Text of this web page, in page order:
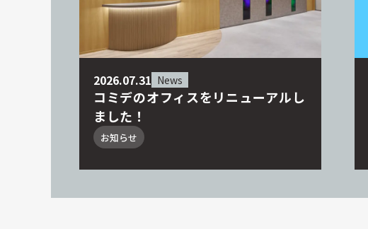
2026.07.31 News
コミデのオフィスをリニューアルし
ました！
お知らせ